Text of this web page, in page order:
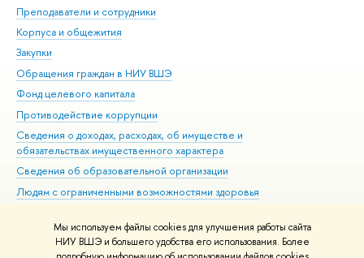
Мы используем файлы cookies для улучшения работы сайта
НИУ ВШЭ и большего удобства его использования. Более
Преподаватели и сотрудники
Корпуса и общежития
Закупки
Обращения граждан в НИУ ВШЭ
Фонд целевого капитала
Противодействие коррупции
Сведения о доходах, расходах, об имуществе и
обязательствах имущественного характера
Сведения об образовательной организации
Людям с ограниченными возможностями здоровья
Работа в Вышке